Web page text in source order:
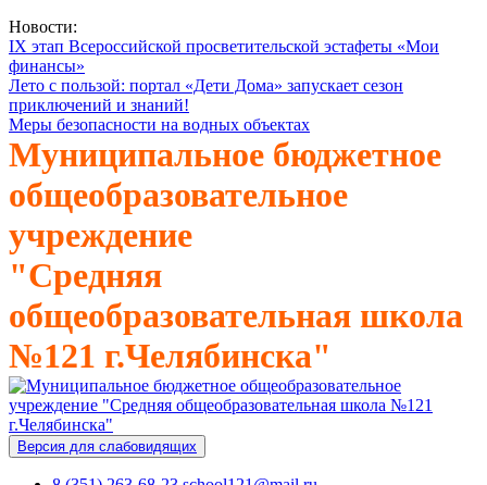
Новости:
IX этап Всероссийской просветительской эстафеты «Мои
финансы»
Лето с пользой: портал «Дети Дома» запускает сезон
приключений и знаний!
Меры безопасности на водных объектах
Муниципальное бюджетное
общеобразовательное
учреждение
"Средняя
общеобразовательная школа
№121 г.Челябинска"
Версия для слабовидящих